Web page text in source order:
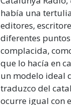
había una
editores,
diferentes
complacida,
que lo hacía en
un modelo ideal
traduzco del
ocurre igual con